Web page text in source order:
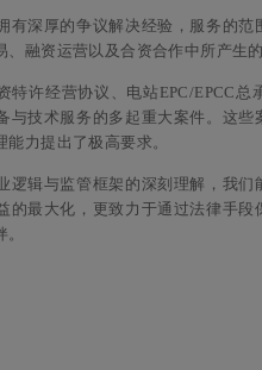
有深厚的争议解决经验，服务的
融资运营以及合资合作中所产生
特许经营协议、电站EPC/EPCC
与技术服务的多起重大案件。这
力提出了极高要求。
逻辑与监管框架的深刻理解，我
的最大化，更致力于通过法律手